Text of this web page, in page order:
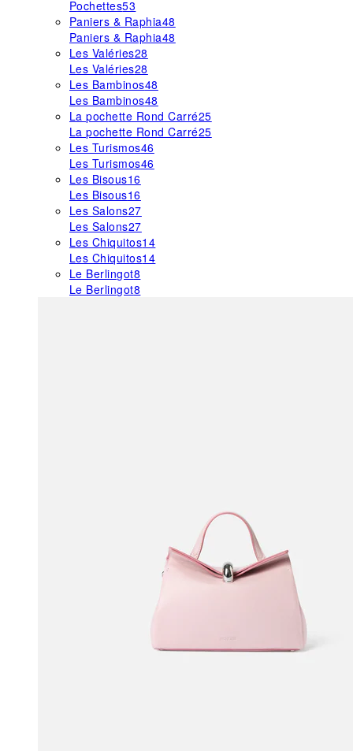
Pochettes53
Paniers & Raphia48
Paniers & Raphia48
Les Valéries28
Les Valéries28
Les Bambinos48
Les Bambinos48
La pochette Rond Carré25
La pochette Rond Carré25
Les Turismos46
Les Turismos46
Les Bisous16
Les Bisous16
Les Salons27
Les Salons27
Les Chiquitos14
Les Chiquitos14
Le Berlingot8
Le Berlingot8